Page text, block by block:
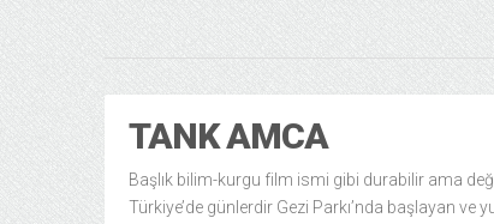
TANK AMCA
Başlık bilim-kurgu film ismi gibi durabilir ama
Türkiye’de günlerdir Gezi Parkı’nda başlayan ve